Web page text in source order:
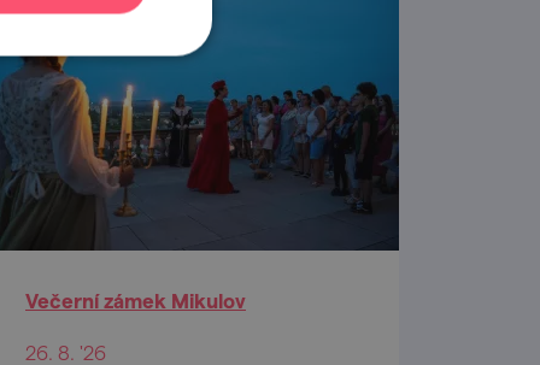
Večerní zámek Mikulov
26. 8. '26